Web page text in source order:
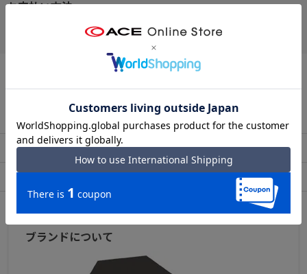
お支払い方法
出荷・配送について 返品・交換について
ブランドについて